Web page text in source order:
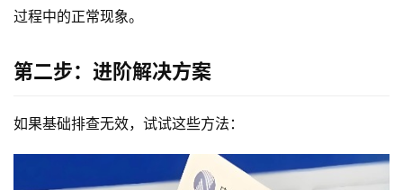
过程中的正常现象。
第二步：进阶解决方案
如果基础排查无效，试试这些方法：